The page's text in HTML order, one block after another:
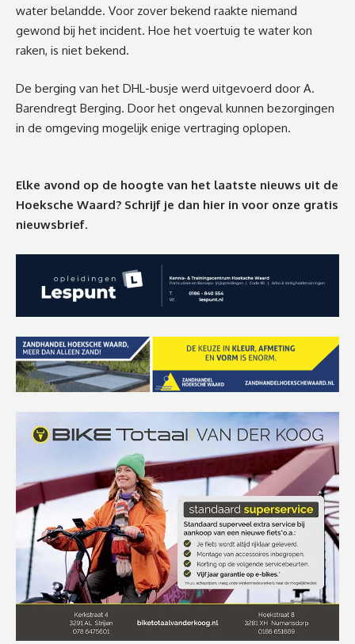
water belandde. Voor zover bekend raakte niemand
gewond bij het incident. Hoe het voertuig te water kon
raken, is niet bekend.
De berging van het DHL-busje werd uitgevoerd door A.
Barendregt Berging. Door het ongeval kunnen bezorgingen
in de omgeving mogelijk enige vertraging oplopen.
Elke avond op de hoogte van het laatste nieuws uit de
Hoeksche Waard? Schrijf je dan hier in voor onze gratis
nieuwsbrief.